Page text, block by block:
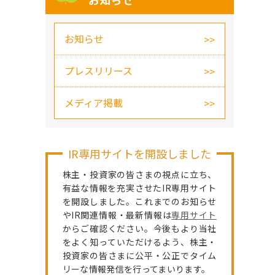
お知らせ
プレスリリース
メディア掲載
IR専用サイトを開設しました
株主・投資家の皆さまの視点に立ち、
有益な情報を充実させたIR専用サイト
を開設しました。これまでのお知らせ
やIR関連情報・最新情報は専用サイト
からご確認ください。今後もより当社
をよく知っていただけるよう、株主・
投資家の皆さまに公平・公正でタイム
リーな情報発信を行ってまいります。